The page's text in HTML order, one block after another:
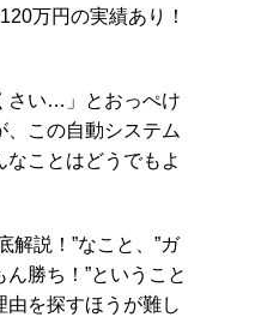
万円の実績あり！
さい…」とおっぺけ
この自動システム
なことはどうでもよ
解説！”なこと、”ガ
勝ち！”ということ
由を探すほうが難し